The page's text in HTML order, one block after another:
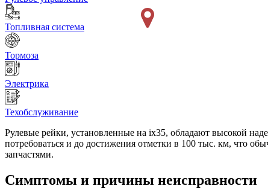
Топливная система
Тормоза
Электрика
Техобслуживание
Рулевые рейки, установленные на ix35, обладают высокой
потребоваться и до достижения отметки в 100 тыс. км, что
запчастями.
Симптомы и причины неисправности